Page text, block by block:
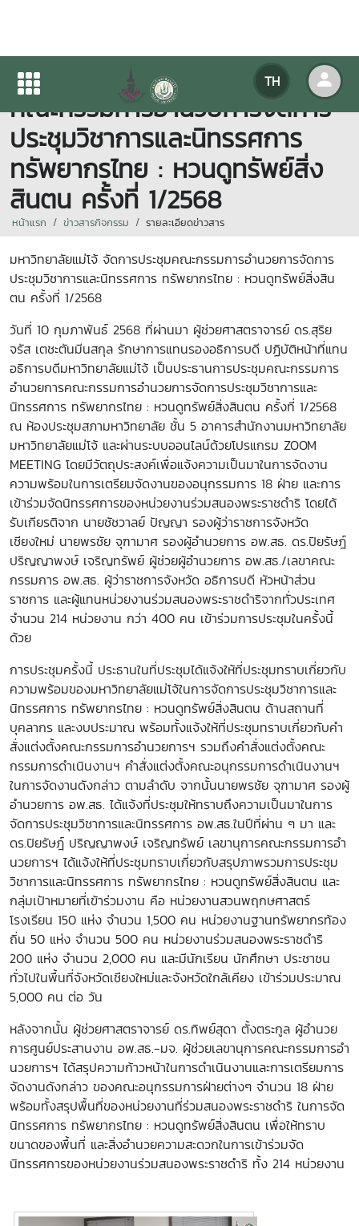
TH
มหาวิทยาลัยแม่โจ้ จัดการประชุม
คณะกรรมการอำนวยการจัดการ
ประชุมวิชาการและนิทรรศการ
ทรัพยากรไทย : หวนดูทรัพย์สิ่ง
สินตน ครั้งที่ 1/2568
หน้าแรก ข่าวสารกิจกรรม รายละเอียดข่าวสาร
มหาวิทยาลัยแม่โจ้ จัดการประชุมคณะกรรมการอำนวยการจัดการ
ประชุมวิชาการและนิทรรศการ ทรัพยากรไทย : หวนดูทรัพย์สิ่งสิน
ตน ครั้งที่ 1/2568
วันที่ 10 กุมภาพันธ์ 2568 ที่ผ่านมา ผู้ช่วยศาสตราจารย์ ดร.สุริย
จรัส เตชะตันมีนสกุล รักษาการแทนรองอธิการบดี ปฏิบัติหน้าที่แทน
อธิการบดีมหาวิทยาลัยแม่โจ้ เป็นประธานการประชุมคณะกรรมการ
อำนวยการคณะกรรมการอำนวยการจัดการประชุมวิชาการและ
นิทรรศการ ทรัพยากรไทย : หวนดูทรัพย์สิ่งสินตน ครั้งที่ 1/2568
ณ ห้องประชุมสภามหาวิทยาลัย ชั้น 5 อาคารสำนักงานมหาวิทยาลัย
มหาวิทยาลัยแม่โจ้ และผ่านระบบออนไลน์ด้วยโปรแกรม ZOOM
MEETING โดยมีวัตถุประสงค์เพื่อแจ้งความเป็นมาในการจัดงาน
ความพร้อมในการเตรียมจัดงานของอนุกรรมการ 18 ฝ่าย และการ
เข้าร่วมจัดนิทรรศการของหน่วยงานร่วมสนองพระราชดำริ โดยได้
รับเกียรติจาก นายชัชวาลย์ ปัญญา รองผู้ว่าราชการจังหวัด
เชียงใหม่ นายพรชัย จุฑามาศ รองผู้อำนวยการ อพ.สธ. ดร.ปิยรัษฎ์
ปริญญาพงษ์ เจริญทรัพย์ ผู้ช่วยผู้อำนวยการ อพ.สธ./เลขาคณะ
กรรมการ อพ.สธ. ผู้ว่าราชการจังหวัด อธิการบดี หัวหน้าส่วน
ราชการ และผู้แทนหน่วยงานร่วมสนองพระราชดำริจากทั่วประเทศ
จำนวน 214 หน่วยงาน กว่า 400 คน เข้าร่วมการประชุมในครั้งนี้
ด้วย
การประชุมครั้งนี้ ประธานในที่ประชุมได้แจ้งให้ที่ประชุมทราบเกี่ยวกับ
ความพร้อมของมหาวิทยาลัยแม่โจ้ในการจัดการประชุมวิชาการและ
นิทรรศการ ทรัพยากรไทย : หวนดูทรัพย์สิ่งสินตน ด้านสถานที่
บุคลากร และงบประมาณ พร้อมทั้งแจ้งให้ที่ประชุมทราบเกี่ยวกับคำ
สั่งแต่งตั้งคณะกรรมการอำนวยการฯ รวมถึงคำสั่งแต่งตั้งคณะ
กรรมการดำเนินงานฯ คำสั่งแต่งตั้งคณะอนุกรรมการดำเนินงานฯ
ในการจัดงานดังกล่าว ตามลำดับ จากนั้นนายพรชัย จุฑามาศ รองผู้
อำนวยการ อพ.สธ. ได้แจ้งที่ประชุมให้ทราบถึงความเป็นมาในการ
จัดการประชุมวิชาการและนิทรรศการ อพ.สธ.ในปีที่ผ่าน ๆ มา และ
ดร.ปิยรัษฎ์ ปริญญาพงษ์ เจริญทรัพย์ เลขานุการคณะกรรมการอำ
นวยการฯ ได้แจ้งให้ที่ประชุมทราบเกี่ยวกับสรุปภาพรวมการประชุม
วิชาการและนิทรรศการ ทรัพยากรไทย : หวนดูทรัพย์สิ่งสินตน และ
กลุ่มเป้าหมายที่เข้าร่วมงาน คือ หน่วยงานสวนพฤกษศาสตร์
โรงเรียน 150 แห่ง จำนวน 1,500 คน หน่วยงานฐานทรัพยากรท้อง
ถิ่น 50 แห่ง จำนวน 500 คน หน่วยงานร่วมสนองพระราชดำริ
200 แห่ง จำนวน 2,000 คน และมีนักเรียน นักศึกษา ประชาชน
ทั่วไปในพื้นที่จังหวัดเชียงใหม่และจังหวัดใกล้เคียง เข้าร่วมประมาณ
5,000 คน ต่อ วัน
หลังจากนั้น ผู้ช่วยศาสตราจารย์ ดร.ทิพย์สุดา ตั้งตระกูล ผู้อำนวย
การศูนย์ประสานงาน อพ.สธ.-มจ. ผู้ช่วยเลขานุการคณะกรรมการอำ
นวยการฯ ได้สรุปความก้าวหน้าในการดำเนินงานและการเตรียมการ
จัดงานดังกล่าว ของคณะอนุกรรมการฝ่ายต่างๆ จำนวน 18 ฝ่าย
พร้อมทั้งสรุปพื้นที่ของหน่วยงานที่ร่วมสนองพระราชดำริ ในการจัด
นิทรรศการ ทรัพยากรไทย : หวนดูทรัพย์สิ่งสินตน เพื่อให้ทราบ
ขนาดของพื้นที่ และสิ่งอำนวยความสะดวกในการเข้าร่วมจัด
นิทรรศการของหน่วยงานร่วมสนองพระราชดำริ ทั้ง 214 หน่วยงาน